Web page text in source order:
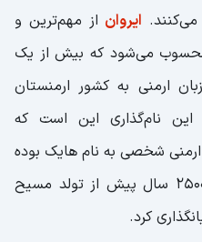
ایروان از مهم‌ترین و
می‌شود که بیش از یک
ارمنی به کشور ارمنستان
نام‌گذاری این است که
ارمنی شخصی به نام هایک بوده
است. این شخص (هایک) در 2500 سال پیش از تولد مسیح
کرد.